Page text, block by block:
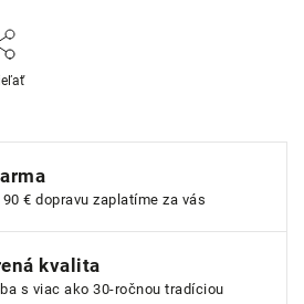
€ dopravu zaplatíme za vás
kvalita
s viac ako 30-ročnou tradíciou